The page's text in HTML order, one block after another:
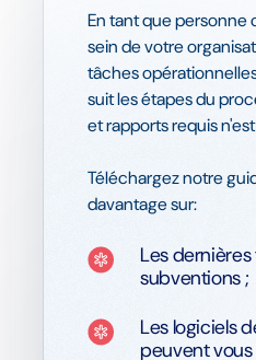
En tant que personne
sein de votre
tâches
suit les étapes du
et rapports requis
Téléchargez notre
davantage sur:
Les
subventions ;
Les logiciels
peuvent vous